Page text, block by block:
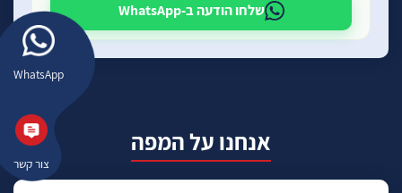
WhatsApp
צור קשר
שלחו הודעה ב-WhatsApp
אנחנו על המפה